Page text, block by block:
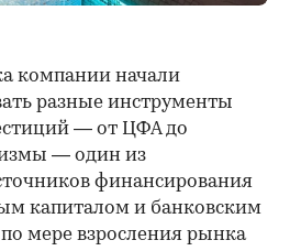
компании начали
разные инструменты
— от ЦФА до
— один из
финансирования
капиталом и банковским
мере взросления рынка